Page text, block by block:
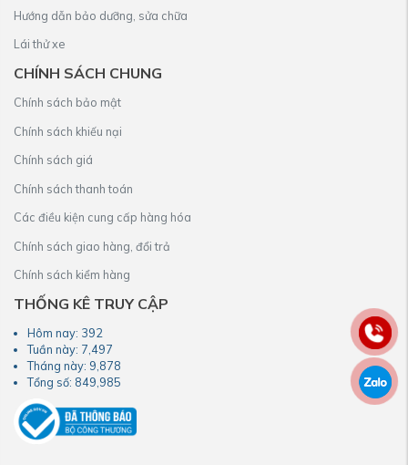
Hướng dẫn bảo dưỡng, sửa chữa
Lái thử xe
CHÍNH SÁCH CHUNG
Chính sách bảo mật
Chính sách khiếu nại
Chính sách giá
Chính sách thanh toán
Các điều kiện cung cấp hàng hóa
Chính sách giao hàng, đổi trả
Chính sách kiểm hàng
THỐNG KÊ TRUY CẬP
Hôm nay: 392
Tuần này: 7,497
Tháng này: 9,878
Tổng số: 849,985